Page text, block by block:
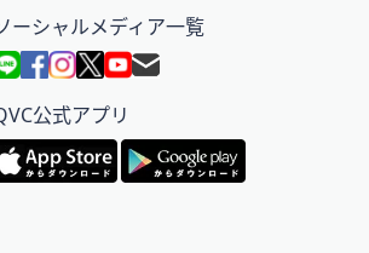
ーシャルメディア一覧
公式アプリ